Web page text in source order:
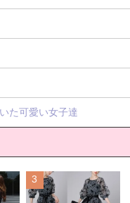
た可愛い女子達
3